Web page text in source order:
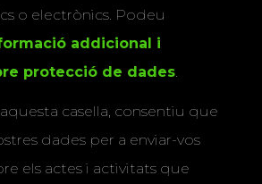
o electrònics. Podeu
addicional i
protecció de dades
casella, consentiu que
dades per a enviar-vos
els actes i activitats que